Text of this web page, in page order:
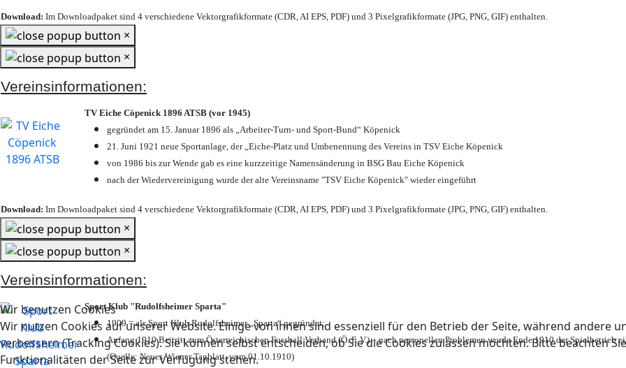
Wir benutzen Cookies
Wir nutzen Cookies auf unserer Website. Einige von ihnen sind essenziell für den Betrieb der Seite, während andere
verbessern (Tracking Cookies). Sie können selbst entscheiden, ob Sie die Cookies zulassen möchten. Bitte beachten
Funktionalitäten der Seite zur Verfügung stehen.
Download: Im Downloadpaket sind 4 verschiedene Vektorgrafikformate (CDR, AI EPS, PDF) und 3 Pixelgrafikformate (JPG, PNG, GIF) enthalten.
×
×
Vereinsinformationen:
TV Eiche Cöpenick 1896 ATSB (vor 1945)
gegründet am 15. Januar 1896 als „Arbeiter-Turn- und Sport-Bund“ Köpenick
21. Juni 1921 neue Sportanlage, der „Eiche-Platz und Umbenennung des Vereins in TSV Eiche Köpenick
von 1986 bis zur Wende gab es eine kurzzeitige Namensänderung in BSG Bau Eiche Köpenick
nach der Wiedervereinigung wurde der alte Vereinsname "TSV Eiche Köpenick" wieder eingeführt
Download: Im Downloadpaket sind 4 verschiedene Vektorgrafikformate (CDR, AI EPS, PDF) und 3 Pixelgrafikformate (JPG, PNG, GIF) enthalten.
×
×
Vereinsinformationen:
Sport Klub "Rudolfsheimer Sparta"
1909 = als Sport Klub Rudolfsheimer „Sparta“ gegründet;
Anfang 1910 Beitritt zum Österreichischen Fussball Verband (Ö. F. V.) – nach personellen Problemen wurde Ende 1910 der
(Quelle: Neues Wiener Tagblatt, vom 01.10.1910)